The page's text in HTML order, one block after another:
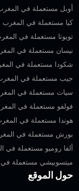
أوبل مستعملة في
كيا مستعملة في المغرب
تويوتا مستعملة في
نيسان مستعملة في
شكودا مستعملة في
جيب مستعملة في
سيات مستعملة في
فولفو مستعملة في
هوندا مستعملة في
بورش مستعملة في
ألفا روميو مستعملة في
ميتسوبيشي مستعملة
حول الموقع